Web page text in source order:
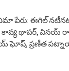
పేరు: ఈగిల్
కావ్య థాపర్, వినయ్
ప్రణీత